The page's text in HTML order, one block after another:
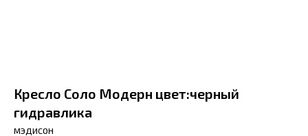
Кресло Соло Модерн цвет:черный
гидравлика
МЭДИСОН